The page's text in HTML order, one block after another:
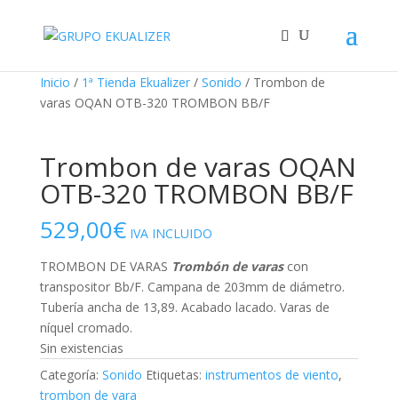
Inicio / 1ª Tienda Ekualizer/ Sonido / Trombon de
varas OQAN OTB-320 TROMBON BB/F
Trombon de varas OQAN
OTB-320 TROMBON BB/F
529,00€ IVA INCLUIDO
TROMBON DE VARAS Trombón de varascon
transpositor Bb/F. Campana de 203mm de diámetro.
Tubería ancha de 13,89. Acabado lacado. Varas de
níquel cromado.
Sin existencias
Categoría: Sonido Etiquetas: instrumentos de viento,
trombon de vara